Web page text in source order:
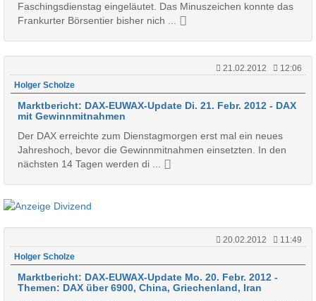
Faschingsdienstag eingeläutet. Das Minuszeichen konnte das
Frankurter Börsentier bisher nich ...
21.02.2012
12:06
Holger Scholze
Marktbericht: DAX-EUWAX-Update Di. 21. Febr. 2012 - DAX
mit Gewinnmitnahmen
Der DAX erreichte zum Dienstagmorgen erst mal ein neues
Jahreshoch, bevor die Gewinnmitnahmen einsetzten. In den
nächsten 14 Tagen werden di ...
20.02.2012
11:49
Holger Scholze
Marktbericht: DAX-EUWAX-Update Mo. 20. Febr. 2012 -
Themen: DAX über 6900, China, Griechenland, Iran